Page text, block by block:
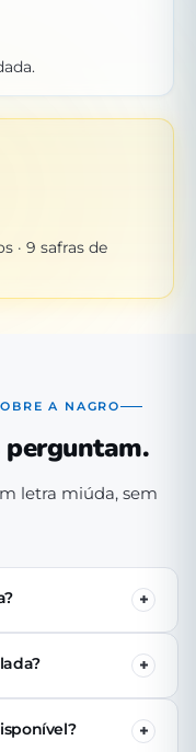
· 9 safras de
A NAGRO
perguntam.
letra miúda, sem
Direto (SCD)
em crédito
técnica de perfil
via PIX em até
exige penhor
é baseada no
capacidade de